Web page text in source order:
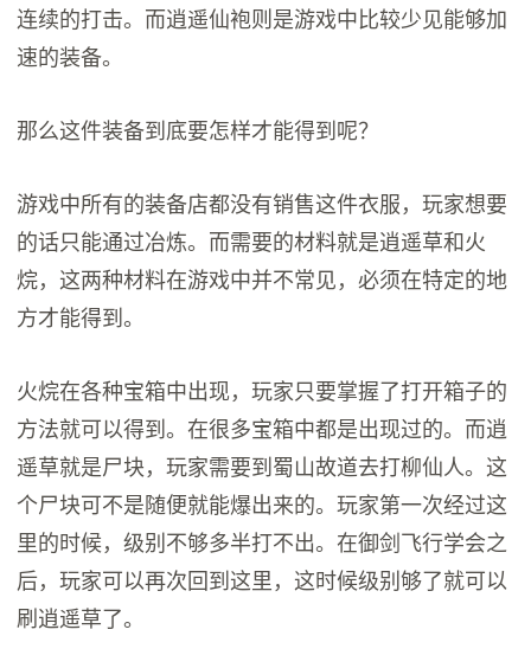
连续的打击。而逍遥仙袍则是游戏中比较少见能够加
速的装备。
那么这件装备到底要怎样才能得到呢？
游戏中所有的装备店都没有销售这件衣服，玩家想要
的话只能通过冶炼。而需要的材料就是逍遥草和火
烷，这两种材料在游戏中并不常见，必须在特定的地
方才能得到。
火烷在各种宝箱中出现，玩家只要掌握了打开箱子的
方法就可以得到。在很多宝箱中都是出现过的。而逍
遥草就是尸块，玩家需要到蜀山故道去打柳仙人。这
个尸块可不是随便就能爆出来的。玩家第一次经过这
里的时候，级别不够多半打不出。在御剑飞行学会之
后，玩家可以再次回到这里，这时候级别够了就可以
刷逍遥草了。